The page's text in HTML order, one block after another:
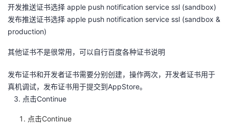
开发推送证书选择 apple push notification service ssl (sandbox)
发布推送证书选择 apple push notification service ssl (sandbox &
production)
其他证书不是很常用，可以自行百度各种证书说明
发布证书和开发者证书需要分别创建，操作两次，开发者证书用于
真机调试，发布证书用于提交到AppStore。
3. 点击Continue
点击Continue